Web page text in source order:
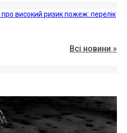
високий ризик пожеж: перелік
Всі новини »